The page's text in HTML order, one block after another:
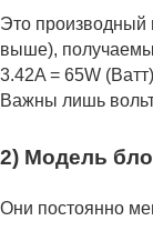
Это производный
выше),
3.42A = 65W
Важны лишь
2) Модель
Они постоянно